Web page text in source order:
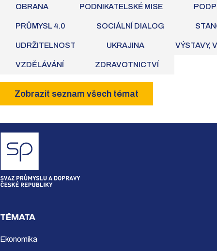
OBRANA PODNIKATELSKÉ MISE
PRŮMYSL 4.0 SOCIÁLNÍ DIALOG
UDRŽITELNOST UKRAJINA VÝSTAVY,
VZDĚLÁVÁNÍ ZDRAVOTNICTVÍ
Zobrazit seznam všech témat
TÉMATA
Ekonomika